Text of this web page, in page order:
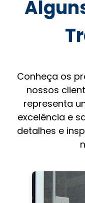
Conheça os
nossos
representa
excelência e
detalhes e